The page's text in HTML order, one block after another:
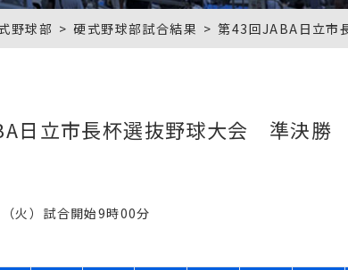
野球部 硬式野球部試合結果 第43回JABA日立
日立市長杯選抜野球大会 準決
火）試合開始9時00分